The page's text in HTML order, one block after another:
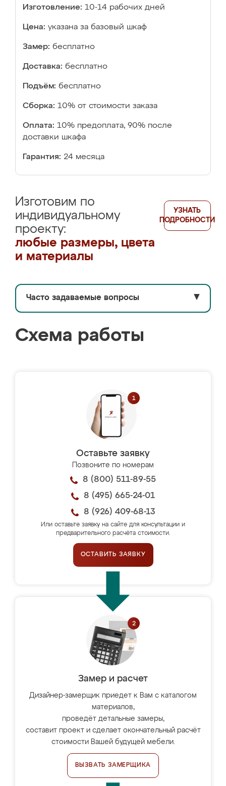
Изготовление: 10-14 рабочих дней
Цена: указана за базовый шкаф
Замер: бесплатно
Доставка: бесплатно
Подъём: бесплатно
Сборка: 10% от стоимости заказа
Оплата: 10% предоплата, 90% после
доставки шкафа
Гарантия: 24 месяца
Изготовим по
индивидуальному
проекту:
любые размеры, цвета
и материалы
УЗНАТЬ
ПОДРОБНОСТИ
Часто задаваемые вопросы ▼
Схема работы
Оставьте заявку
Позвоните по номерам
8 (800) 511-89-55
8 (495) 665-24-01
8 (926) 409-68-13
Или оставьте заявку на сайте для консультации и
предварительного расчёта стоимости.
ОСТАВИТЬ ЗАЯВКУ
Замер и расчет
Дизайнер-замерщик приедет к Вам с каталогом
материалов,
проведёт детальные замеры,
составит проект и сделает окончательный расчёт
стоимости Вашей будущей мебели.
ВЫЗВАТЬ ЗАМЕРЩИКА